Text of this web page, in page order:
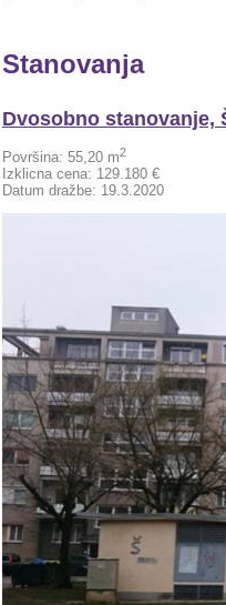
Stanovanja
Dvosobno stanovanje,
Površina: 55,20 m2
Izklicna cena: 129.180 €
Datum dražbe: 19.3.2020